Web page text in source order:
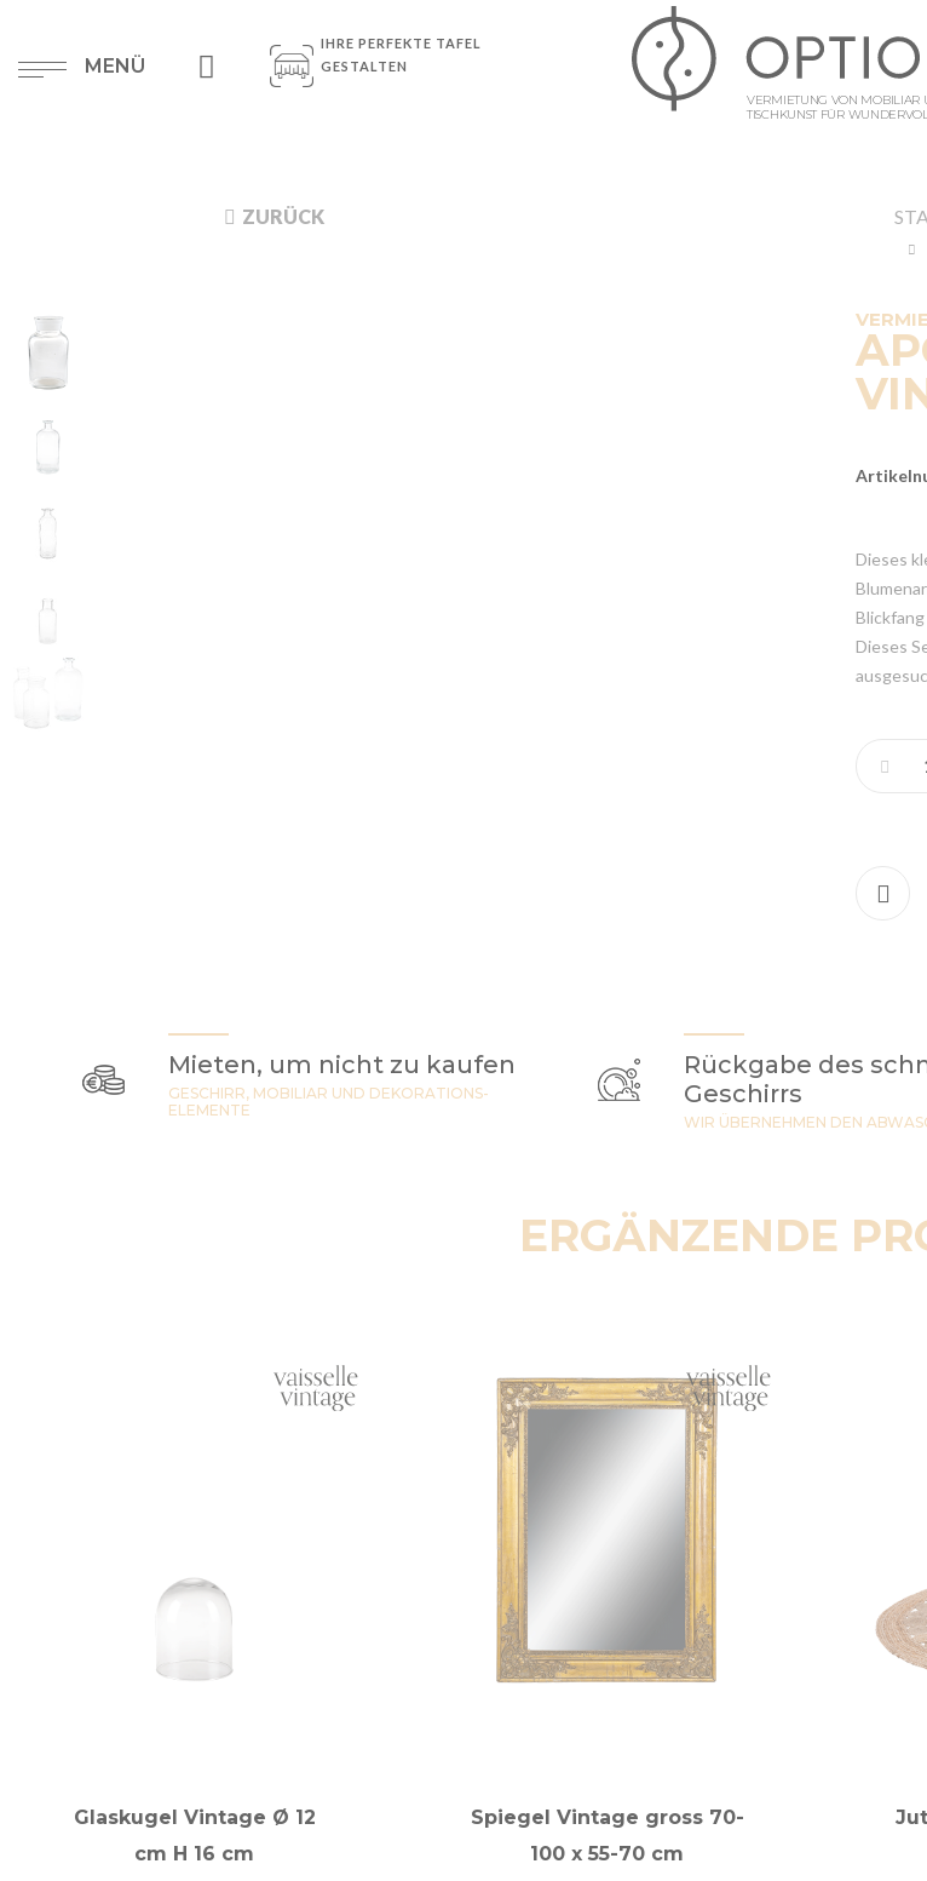
MENÜ
IHRE PERFEKTE TAFEL
GESTALTEN
VERMIETUNG VON MOBILIAR
TISCHKUNST FÜR
ZURÜCK
Dieses
Dieses
Mieten, um nicht zu kaufen
GESCHIRR, MOBILIAR UND DEKORATIONS-
ELEMENTE
Rückgabe des
Geschirrs
WIR ÜBERNEHMEN DEN
ERGÄNZENDE
Glaskugel Vintage Ø 12
cm H 16 cm
Spiegel Vintage gross 70-
100 x 55-70 cm